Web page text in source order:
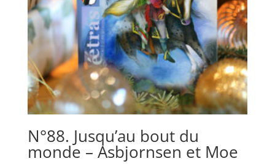
N°88. Jusqu’au bout du
monde – Asbjornsen et Moe